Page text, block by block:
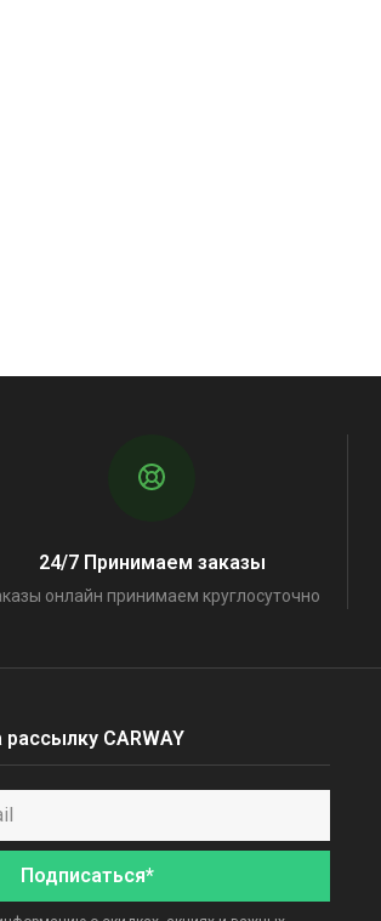
24/7 Принимаем заказы
онлайн принимаем круглосуточно
CARWAY
Подписаться*